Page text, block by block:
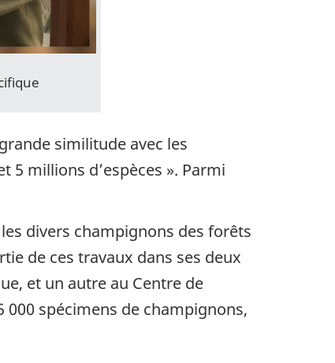
similitude avec les
5 millions d’espèces ». Parmi
divers champignons des forêts
de ces travaux dans ses deux
et un autre au Centre de
spécimens de champignons,